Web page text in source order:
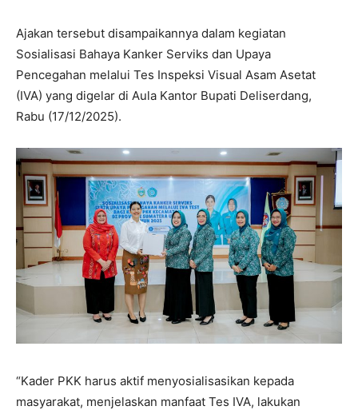
Ajakan tersebut disampaikannya dalam kegiatan
Sosialisasi Bahaya Kanker Serviks dan Upaya
Pencegahan melalui Tes Inspeksi Visual Asam Asetat
(IVA) yang digelar di Aula Kantor Bupati Deliserdang,
Rabu (17/12/2025).
“Kader PKK harus aktif menyosialisasikan kepada
masyarakat, menjelaskan manfaat Tes IVA, lakukan